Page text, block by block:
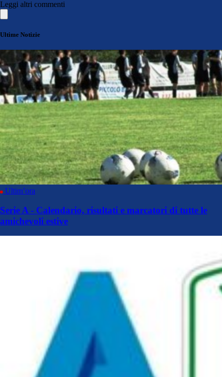
Leggi altri commenti
Ultime Notizie
Ultim’ora
Serie A - Calendario, risultati e marcatori di tutte le
amichevoli estive